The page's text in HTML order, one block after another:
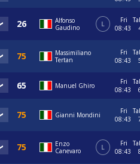
Alfonso
Gaudino
L
Fri
08:43
Massimiliano
Tertan
Fri
08:43
Manuel Ghiro
Fri
08:43
Gianni Mondini
Fri
08:43
Enzo
Canevaro
L
Fri
08:43